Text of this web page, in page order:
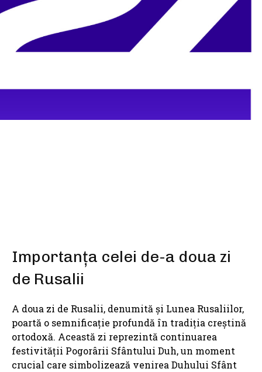
Importanța celei de-a doua zi
de Rusalii
A doua zi de Rusalii, denumită și Lunea Rusaliilor,
poartă o semnificație profundă în tradiția creștină
ortodoxă. Această zi reprezintă continuarea
festivității Pogorârii Sfântului Duh, un moment
crucial care simbolizează venirea Duhului Sfânt